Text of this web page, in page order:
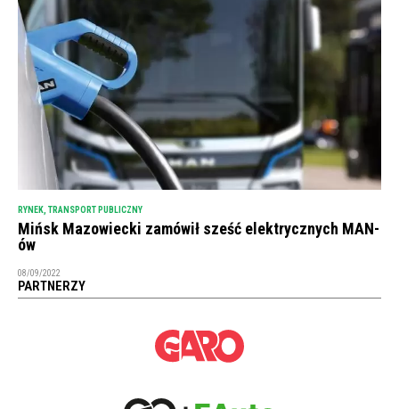
RYNEK TRANSPORT PUBLICZNY
Mińsk Mazowiecki zamówił sześć elektrycznych MAN-
ów
08/09/2022
PARTNERZY